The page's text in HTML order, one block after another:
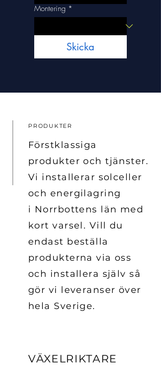
Montering *
Skicka
PRODUKTER
Förstklassiga
produkter och tjänster.
Vi installerar solceller
och energilagring
i Norrbottens län med
kort varsel. Vill du
endast beställa
produkterna via oss
och installera själv så
gör vi leveranser över
hela Sverige.
VÄXELRIKTARE